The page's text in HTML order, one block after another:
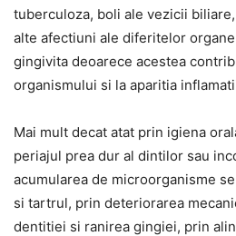
tuberculoza, boli ale vezicii
alte afectiuni ale diferitelor
gingivita deoarece acestea
organismului si la aparitia
Mai mult decat atat prin igiena
periajul prea dur al dintilor sau
acumularea de microorganisme
si tartrul, prin deteriorarea
dentitiei si ranirea gingiei, prin